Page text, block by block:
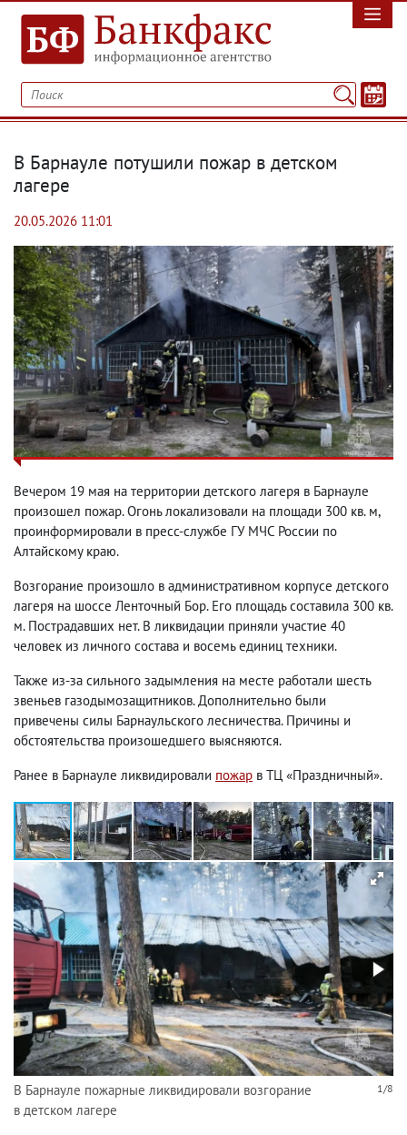
В Барнауле потушили пожар в детском
лагере
20.05.2026 11:01
Вечером 19 мая на территории детского лагеря в Барнауле
произошел пожар. Огонь локализовали на площади 300 кв. м,
проинформировали в пресс-службе ГУ МЧС России по
Алтайскому краю.
Возгорание произошло в административном корпусе детского
лагеря на шоссе Ленточный Бор. Его площадь составила 300 кв.
м. Пострадавших нет. В ликвидации приняли участие 40
человек из личного состава и восемь единиц техники.
Также из-за сильного задымления на месте работали шесть
звеньев газодымозащитников. Дополнительно были
привечены силы Барнаульского лесничества. Причины и
обстоятельства произошедшего выясняются.
Ранее в Барнауле ликвидировали пожар в ТЦ «Праздничный».
1/8
В Барнауле пожарные ликвидировали возгорание
в детском лагере